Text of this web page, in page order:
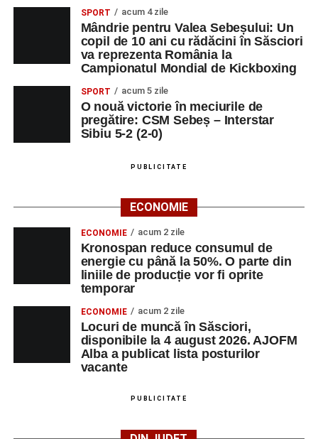
valorile creștin-ortodoxe și pe formarea caracterului
elevilor. Născută din experiența duhovnicească și
formativă a Mănăstirii Oașa, Sinaxa își propune să
sprijine profesorii în regăsirea motivației interioare,
oferindu-le nu doar instrumente metodice actuale, ci și
contexte de sprijin reciproc, colaborare și reconectare la
vocația pedagogică autentică.
Urmărește-ne pe Google News
Ultimele știri din Sebeș
Primăria Sebeș a decis să reducă intensitatea
iluminatului public pe timpul nopții, în contextul
apelului la economii al Guvernului Bolojan
Duminică, 23 august 2026, Râpa Roșie găzduiește
cea de-a III-a ediție a concursului „CicloAventurier
Primul concert din cadrul String Symphonic Camp
SPORT acum 4 zile
Mândrie pentru Valea Sebeșului: Un
copil de 10 ani cu rădăcini în Săsciori
va reprezenta România la
Campionatul Mondial de Kickboxing
SPORT acum 5 zile
O nouă victorie în meciurile de
pregătire: CSM Sebeș – Interstar
Sibiu 5-2 (2-0)
PUBLICITATE
ECONOMIE
ECONOMIE acum 2 zile
Kronospan reduce consumul de
energie cu până la 50%. O parte din
liniile de producție vor fi oprite
temporar
ECONOMIE acum 2 zile
Locuri de muncă în Săsciori,
disponibile la 4 august 2026. AJOFM
Alba a publicat lista posturilor
vacante
PUBLICITATE